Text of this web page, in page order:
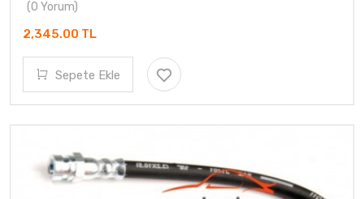
(0 Yorum)
2,345.00 TL
Sepete Ekle